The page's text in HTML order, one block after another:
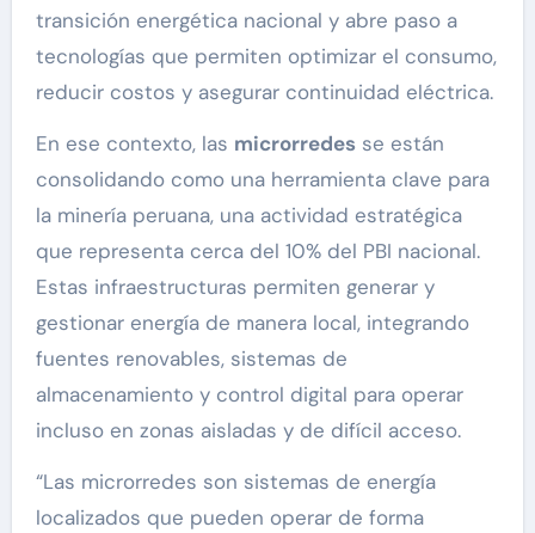
transición energética nacional y abre paso a
tecnologías que permiten optimizar el consumo,
reducir costos y asegurar continuidad eléctrica.
En ese contexto, las microrredesse están
consolidando como una herramienta clave para
la minería peruana, una actividad estratégica
que representa cerca del 10% del PBI nacional.
Estas infraestructuras permiten generar y
gestionar energía de manera local, integrando
fuentes renovables, sistemas de
almacenamiento y control digital para operar
incluso en zonas aisladas y de difícil acceso.
“Las microrredes son sistemas de energía
localizados que pueden operar de forma